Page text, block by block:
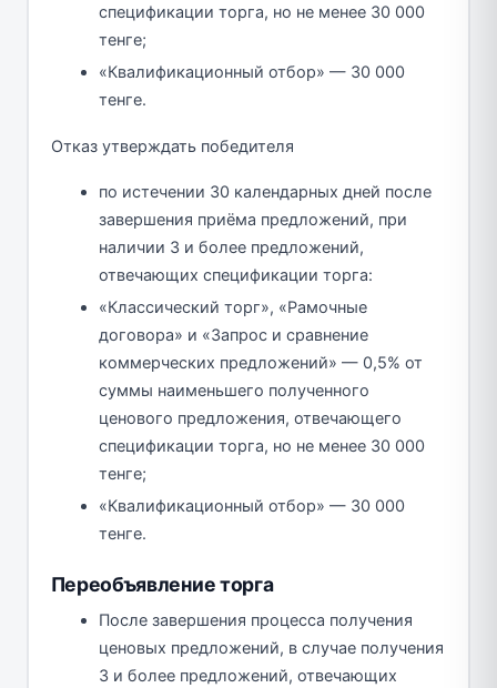
спецификации торга, но не менее 30 000
тенге;
«Квалификационный отбор» — 30 000
тенге.
Отказ утверждать победителя
по истечении 30 календарных дней после
завершения приёма предложений, при
наличии 3 и более предложений,
отвечающих спецификации торга:
«Классический торг», «Рамочные
договора» и «Запрос и сравнение
коммерческих предложений» — 0,5% от
суммы наименьшего полученного
ценового предложения, отвечающего
спецификации торга, но не менее 30 000
тенге;
«Квалификационный отбор» — 30 000
тенге.
Переобъявление торга
После завершения процесса получения
ценовых предложений, в случае получения
3 и более предложений, отвечающих